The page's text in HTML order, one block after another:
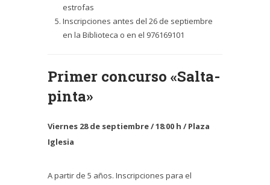
estrofas
Inscripciones antes del 26 de septiembre
en la Biblioteca o en el 976169101
Primer concurso «Salta-
pinta»
Viernes 28 de septiembre /18:00 h / Plaza
Iglesia
A partir de 5 años. Inscripciones para el